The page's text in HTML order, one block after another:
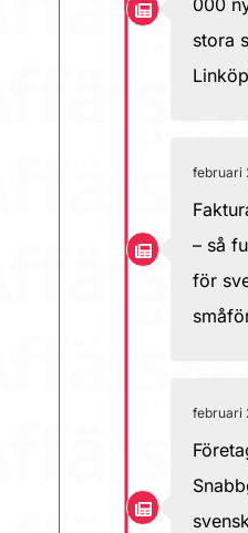
000
stora
februari
– så
för
februari